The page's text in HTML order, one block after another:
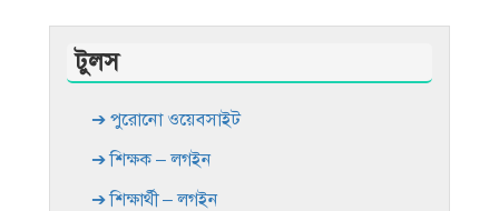
টুলস
➔ পুরোনো ওয়েবসাইট
➔ শিক্ষক – লগইন
➔ শিক্ষার্থী – লগইন